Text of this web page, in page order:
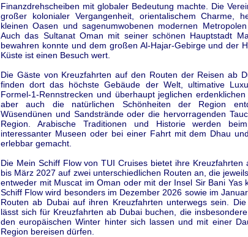
Finanzdrehscheiben mit globaler Bedeutung machte. Die
großer kolonialer Vergangenheit, orientalischem Charme,
kleinen Oasen und sagenumwobenen modernen
Auch das Sultanat Oman mit seiner schönen Hauptstadt
bewahren konnte und dem großen Al-Hajar-Gebirge und der
Küste ist einen Besuch wert.
Die Gäste von Kreuzfahrten auf den Routen der Reisen ab
finden dort das höchste Gebäude der Welt, ultimative
Formel-1-Rennstrecken und überhaupt jeglichen
aber auch die natürlichen Schönheiten der Region
Wüsendünen und Sandstrände oder die hervorragenden
Region. Arabische Traditionen und Historie werden
interessanter Museen oder bei einer Fahrt mit dem Dhau
erlebbar gemacht.
Die Mein Schiff Flow von TUI Cruises bietet ihre Kreuzfahrten
bis März 2027 auf zwei unterschiedlichen Routen an, die
entweder mit Muscat im Oman oder mit der Insel Sir Bani Yas
Schiff Flow wird besonders im Dezember 2026 sowie im
Routen ab Dubai auf ihren Kreuzfahrten unterwegs sein.
lässt sich für Kreuzfahrten ab Dubai buchen, die
den europäischen Winter hinter sich lassen und mit einer
Region bereisen dürfen.